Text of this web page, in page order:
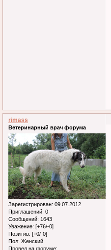
rimass
Ветеринарный врач форума
Зарегистрирован: 09.07.2012
Приглашений: 0
Сообщений: 1643
Уважение: [+76/-0]
Позитив: [+0/-0]
Пол: Женский
Провел на форуме: